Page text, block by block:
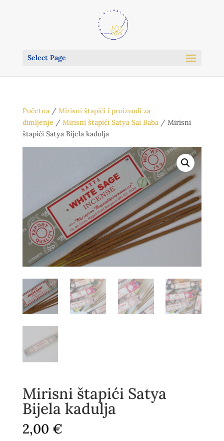
Select Page
Početna/ Mirisni štapići i proizvodi za
dimljenje / Mirisni štapići Satya Sai Baba/ Mirisni
štapići Satya Bijela kadulja
Mirisni štapići Satya
Bijela kadulja
2,00 €